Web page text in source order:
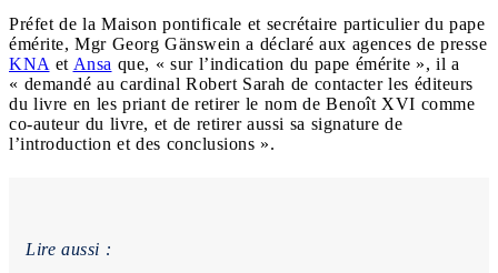
Préfet de la Maison pontificale et secrétaire particulier du pape
émérite, Mgr Georg Gänswein a déclaré aux agences de presse
KNA et Ansa que, « sur l’indication du pape émérite », il a
« demandé au cardinal Robert Sarah de contacter les éditeurs
du livre en les priant de retirer le nom de Benoît XVI comme
co-auteur du livre, et de retirer aussi sa signature de
l’introduction et des conclusions ».
Lire aussi :